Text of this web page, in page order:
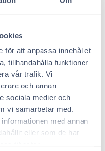
för att anpassa innehållet
tillhandahålla funktioner
vår trafik. Vi
och annan
sociala medier och
vi samarbetar med.
med annan
eller som de har
että koirat ovat
aikoina
ja tottunut
tarvittaessa lähellä
herkkuja, jotta koirasi